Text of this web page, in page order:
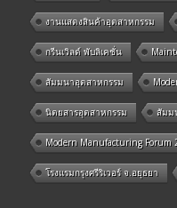
งานแสดงสินค้าอุตสาหกรรม
กรีนเวิลด์ พับลิเคชั่น
สัมมนาอุตสาหกรรม
นิตยสารอุตสาหกรรม สัมม
Modern Manufacturing Forum
โรงแรมกรุงศรีริเวอร์ จ.อยุธยา